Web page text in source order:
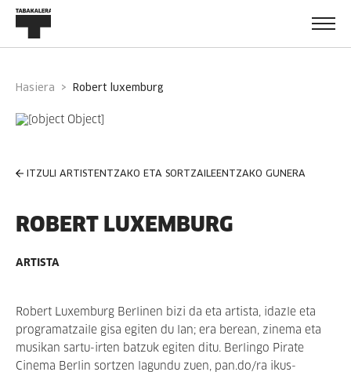
Hasiera robert luxemburg
ITZULI ARTISTENTZAKO ETA SORTZAILEENTZAKO GUNERA
ROBERT LUXEMBURG
ARTISTA
Robert Luxemburg Berlinen bizi da eta artista, idazle eta
programatzaile gisa egiten du lan; era berean, zinema eta
musikan sartu-irten batzuk egiten ditu. Berlingo Pirate
Cinema Berlin sortzen lagundu zuen, pan.do/ra ikus-